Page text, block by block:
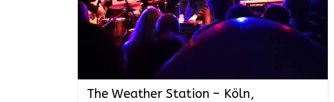
The Weather Station – Köln,